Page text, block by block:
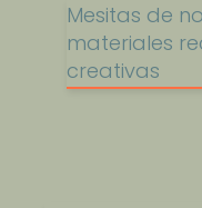
Mesitas de
materiales
creativas